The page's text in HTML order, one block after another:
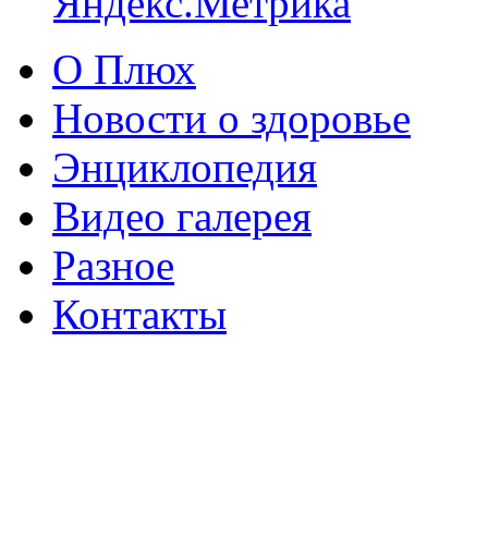
О Плюх
Новости о здоровье
Энциклопедия
Видео галерея
Разное
Контакты